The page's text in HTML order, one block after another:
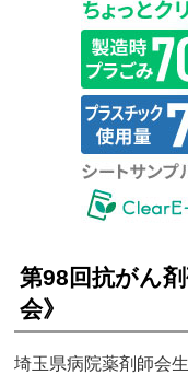
第98回抗がん
会》
埼玉県病院薬剤師会